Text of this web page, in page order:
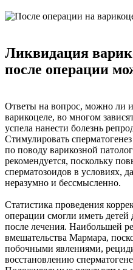
Ликвидация
после операции
Ответы на вопрос, можно ли
варикоцеле, во многом
успела нанести болезнь
Стимулировать
по поводу варикозной
рекомендуется, поскольку
сперматозоидов в условиях,
неразумно и бессмысленно.
Статистика проведения
операции смогли иметь детей
после лечения. Наибольшей
вмешательства Мармара,
побочными явлениями,
восстановлению